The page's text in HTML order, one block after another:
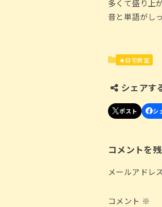
多くて盛り上
音と単語がし
★自宅教室
シェアす
コメントを
メールアドレ
コメント ※